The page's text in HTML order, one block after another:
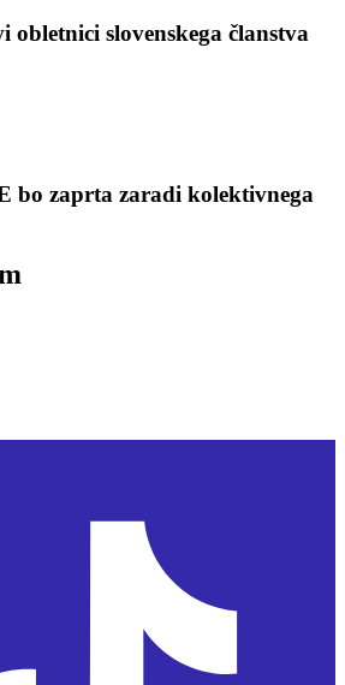
obletnici slovenskega članstva
bo zaprta zaradi kolektivnega